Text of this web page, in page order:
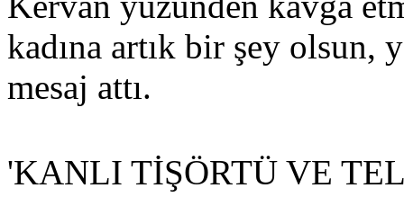
kadına artık bir şey
mesaj attı.
'KANLI TİŞÖRTÜ VE